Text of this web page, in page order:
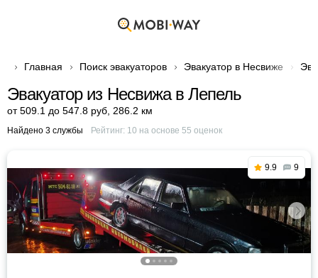
Главная Поиск эвакуаторов Эвакуатор в Несвиже
Эвакуатор из Несвижа в Лепель
от 509.1 до 547.8 руб 286.2 км
Найдено 3 службы Рейтинг: 10 на основе 55 оценок
9.9 9